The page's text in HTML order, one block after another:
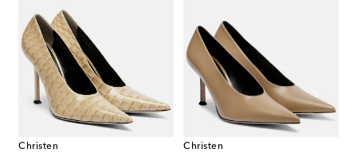
Christen
Christen